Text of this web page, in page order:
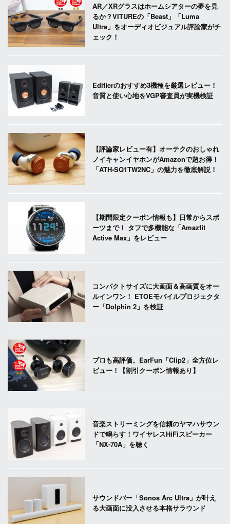
AR／XRグラスはホームシアターの夢を見
るか？VITUREの「Beast」「Luma
Ultra」をオーディオビジュアル評論家がチ
ェック！
Edifierのおすすめ3機種を厳選レビュー！
音質と使い心地をVGP審査員が実機検証
【評論家レビュー有】オーテクのおしゃれ
ノイキャンイヤホンがAmazonで超お得！
「ATH-SQ1TW2NC」の魅力を徹底解説！
【期間限定クーポン情報も】日常からスポ
ーツまで！ タフで多機能な「Amazfit
Active Max」をレビュー
コンパクトサイズに大画面＆高画質をオー
ルインワン！ ETOEモバイルプロジェクタ
ー「Dolphin 2」を検証
プロも高評価。EarFun「Clip2」全方位レ
ビュー！【割引クーポン情報あり】
音楽ストリーミングを信頼のヤマハサウン
ドで鳴らす！ワイヤレスHiFiスピーカー
「NX-70A」を聴く
サウンドバー「Sonos Arc Ultra」が叶え
る大画面に没入させる本格サラウンド